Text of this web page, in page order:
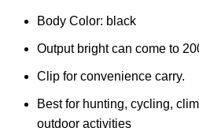
Body Color: black
Output bright can come to
Clip for convenience carry.
Best for hunting, cycling,
outdoor activities